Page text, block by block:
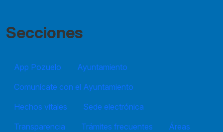
Secciones
App Pozuelo
Ayuntamiento
Comunícate con el Ayuntamiento
Hechos vitales
Sede electrónica
Transparencia
Trámites frecuentes Áreas